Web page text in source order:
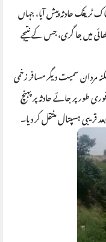
حادثہ پیش آیا، جہاں
میں جا گری، جس کے نتیجے
میں 35 سالہ حذیفہ سکنہ مردان سمیت دیگر مسافر زخمی
کی امدادی ٹیمیں فوری طور پر جائے حادثہ پر پہنچ
قریبی ہسپتال منتقل کر دیا۔